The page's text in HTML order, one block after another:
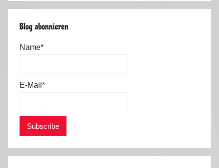
r
l
b
Blog abonnieren
Name*
E-Mail*